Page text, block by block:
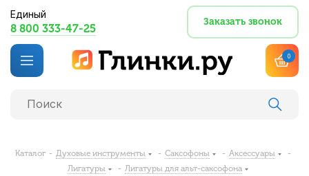
Единый
8 800 333-47-25
Заказать звонок
0
Каталог - Духовые инструменты - Саксофоны - Аксессуары
-
Лигатуры
- Лигатуры для альт-саксофона